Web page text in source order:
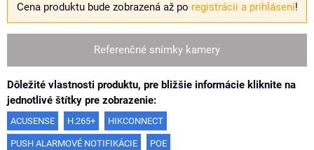
Cena produktu bude zobrazená až po registrácii a prihlásení!
Referenčné snímky kamery
Dôležité vlastnosti produktu, pre bližšie informácie kliknite na
jednotlivé štítky pre zobrazenie:
ACUSENSE H.265+ HIKCONNECT
PUSH ALARMOVÉ NOTIFIKÁCIE POE